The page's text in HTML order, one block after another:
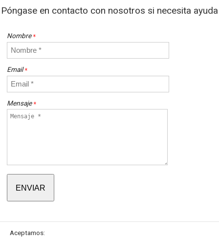
Póngase en contacto con nosotros si necesita ayuda
Nombre *
Email*
Mensaje *
Aceptamos: